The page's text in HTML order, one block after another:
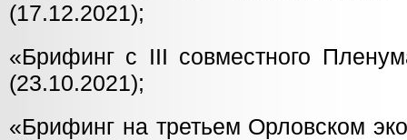
(17.12.2021);
«Брифинг с III совместного
(23.10.2021);
«Брифинг на третьем Орловском